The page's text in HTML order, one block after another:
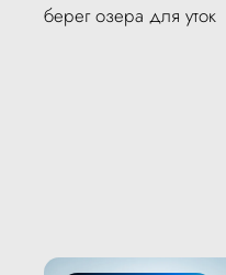
берег озера для уток